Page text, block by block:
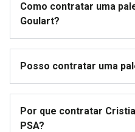
Como contratar uma
Goulart?
Posso contratar uma
Por que contratar
PSA?